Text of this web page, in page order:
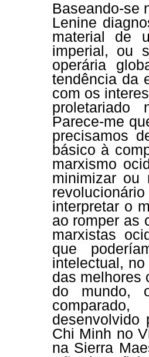
Baseando-se
Lenine
material de
imperial, ou
operária
tendência da
com os
proletariado
Parece-me
precisamos
básico à
marxismo
minimizar ou
interpretar o
ao romper as
marxistas
que
intelectual,
das melhores
do mundo,
desenvolvido
Chi Minh no
na Sierra